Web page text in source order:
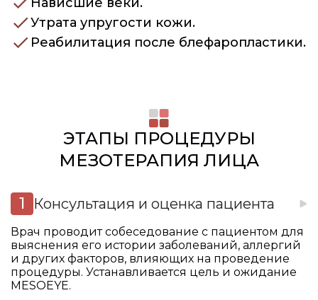
Утрата упругости кожи.
Реабилитация после блефаропластики.
ЭТАПЫ ПРОЦЕДУРЫ
МЕЗОТЕРАПИЯ ЛИЦА
Консультация и оценка пациента
Врач проводит собеседование с пациентом для
выяснения его истории заболеваний, аллергий
и других факторов, влияющих на проведение
процедуры. Устанавливается цель и ожидание
MESOEYE.